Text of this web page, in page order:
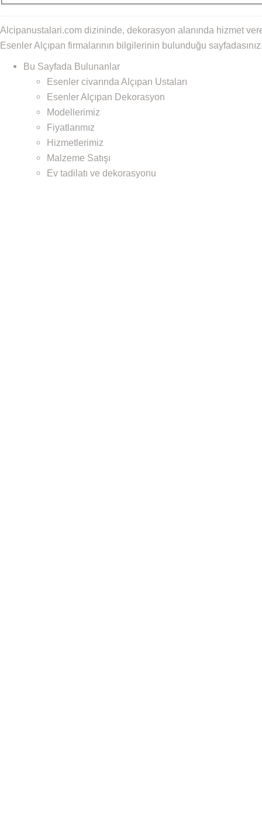
Alcipanustalari.com dizininde, dekorasyon alanında hizmet
Esenler Alçıpan firmalarının bilgilerinin bulunduğu
Bu Sayfada Bulunanlar
Esenler civarında Alçıpan Ustaları
Esenler Alçıpan Dekorasyon
Modellerimiz
Fiyatlarımız
Hizmetlerimiz
Malzeme Satışı
Ev tadilatı ve dekorasyonu